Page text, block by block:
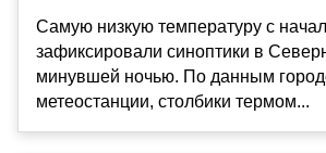
Самую низкую температуру с
зафиксировали синоптики в
минувшей ночью. По данным
метеостанции, столбики термом...